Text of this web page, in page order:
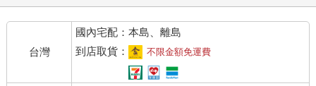
台灣
國內宅配：本島、離島
到店取貨：
不限金額免運費